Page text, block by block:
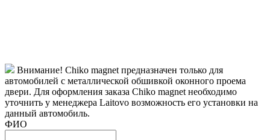
Внимание! Chiko magnet предназначен только для
автомобилей с металлической обшивкой оконного проема
двери. Для оформления заказа Chiko magnet необходимо
уточнить у менеджера Laitovo возможность его установки на
данный автомобиль.
ФИО